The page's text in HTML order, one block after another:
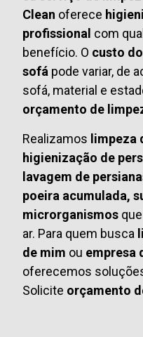
Clean oferece
profissional com
benefício. O custo
sofá pode variar, de
sofá, material e
orçamento de
Realizamos limpeza
higienização de
lavagem de
poeira acumulada,
microrganismos
ar. Para quem busca
de mim ou empresa
oferecemos
Solicite orçamento